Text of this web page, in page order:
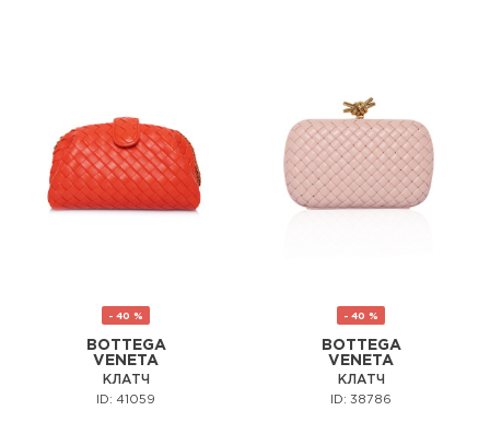
- 40 %
BOTTEGA
VENETA
КЛАТЧ
ID: 41059
- 40 %
BOTTEGA
VENETA
КЛАТЧ
ID: 38786